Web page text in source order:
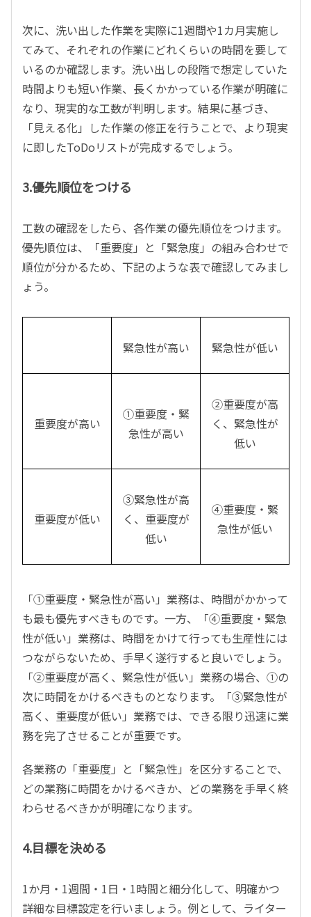
次に、洗い出した作業を実際に1週間や1カ月実施し
てみて、それぞれの作業にどれくらいの時間を要して
いるのか確認します。洗い出しの段階で想定していた
時間よりも短い作業、長くかかっている作業が明確に
なり、現実的な工数が判明します。結果に基づき、
「見える化」した作業の修正を行うことで、より現実
に即したToDoリストが完成するでしょう。
3.優先順位をつける
工数の確認をしたら、各作業の優先順位をつけます。
優先順位は、「重要度」と「緊急度」の組み合わせで
順位が分かるため、下記のような表で確認してみまし
ょう。
緊急性が高い 緊急性が低い
重要度が高い
①重要度・緊
急性が高い
②重要度が高
く、緊急性が
低い
重要度が低い
③緊急性が高
く、重要度が
低い
④重要度・緊
急性が低い
「①重要度・緊急性が高い」業務は、時間がかかって
も最も優先すべきものです。一方、「④重要度・緊急
性が低い」業務は、時間をかけて行っても生産性には
つながらないため、手早く遂行すると良いでしょう。
「②重要度が高く、緊急性が低い」業務の場合、①の
次に時間をかけるべきものとなります。「③緊急性が
高く、重要度が低い」業務では、できる限り迅速に業
務を完了させることが重要です。
各業務の「重要度」と「緊急性」を区分することで、
どの業務に時間をかけるべきか、どの業務を手早く終
わらせるべきかが明確になります。
4.目標を決める
1か月・1週間・1日・1時間と細分化して、明確かつ
詳細な目標設定を行いましょう。例として、ライター